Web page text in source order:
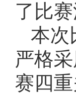
了比赛
本次
严格
赛四